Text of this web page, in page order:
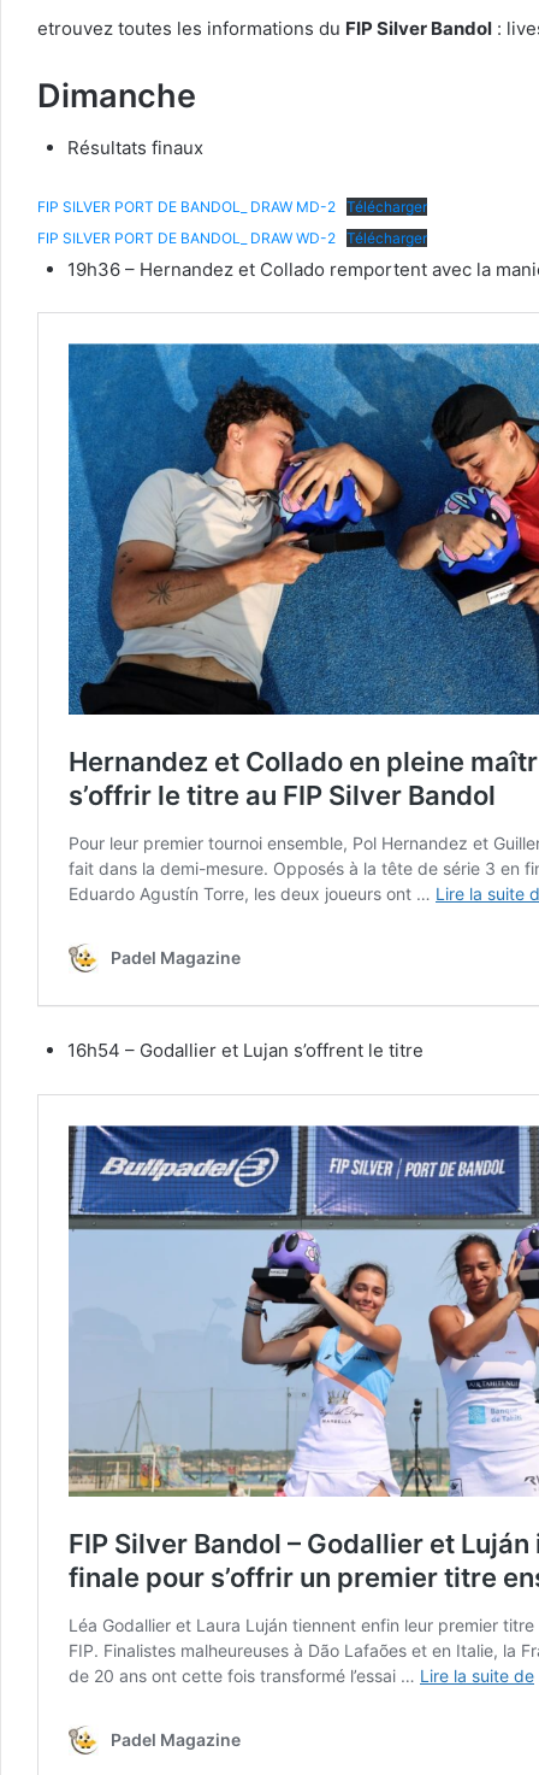
etrouvez toutes les informations du FIP Silver Bandol :
Dimanche
Résultats finaux
FIP SILVER PORT DE BANDOL_ DRAW MD-2 Télécharger
FIP SILVER PORT DE BANDOL_ DRAW WD-2 Télécharger
19h36 – Hernandez et Collado remportent avec la
16h54 – Godallier et Lujan s’offrent le titre